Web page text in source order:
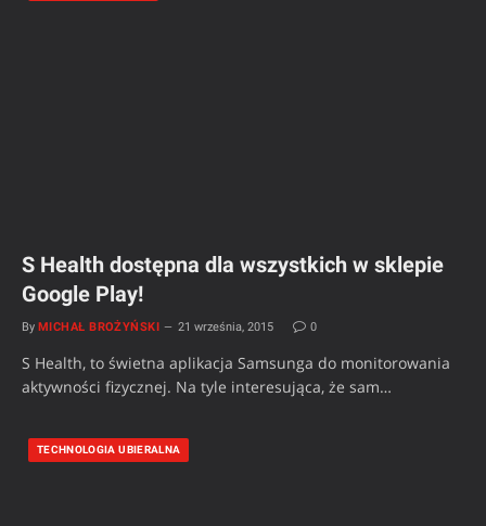
S Health dostępna dla wszystkich w sklepie
Google Play!
By MICHAŁ BROŻYŃSKI 21 września, 2015 0
S Health, to świetna aplikacja Samsunga do monitorowania
aktywności fizycznej. Na tyle interesująca, że sam…
TECHNOLOGIA UBIERALNA